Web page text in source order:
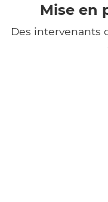
Mise en
Des intervenants